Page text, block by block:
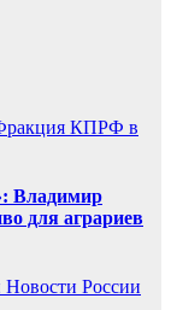
КПРФ в
Владимир
для аграриев
Новости России